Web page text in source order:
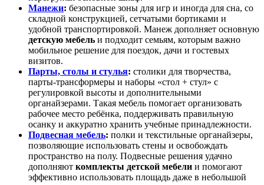
Манежи: безопасные зоны для игр и иногда для сна, со
складной конструкцией, сетчатыми бортиками и
удобной транспортировкой. Манеж дополняет основную
детскую мебель и подходит семьям, которым важно
мобильное решение для поездок, дачи и гостевых
визитов.
Парты, столы и стулья: столики для творчества,
парты‑трансформеры и наборы «стол + стул» с
регулировкой высоты и дополнительными
органайзерами. Такая мебель помогает организовать
рабочее место ребёнка, поддерживать правильную
осанку и аккуратно хранить учебные принадлежности.
Подвесная мебель: полки и текстильные органайзеры,
позволяющие использовать стены и освобождать
пространство на полу. Подвесные решения удачно
дополняют комплекты детской мебели и помогают
эффективно использовать площадь даже в небольшой